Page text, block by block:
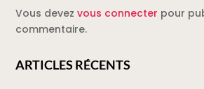
Vous devezvous connecter pour
commentaire.
ARTICLES RÉCENTS